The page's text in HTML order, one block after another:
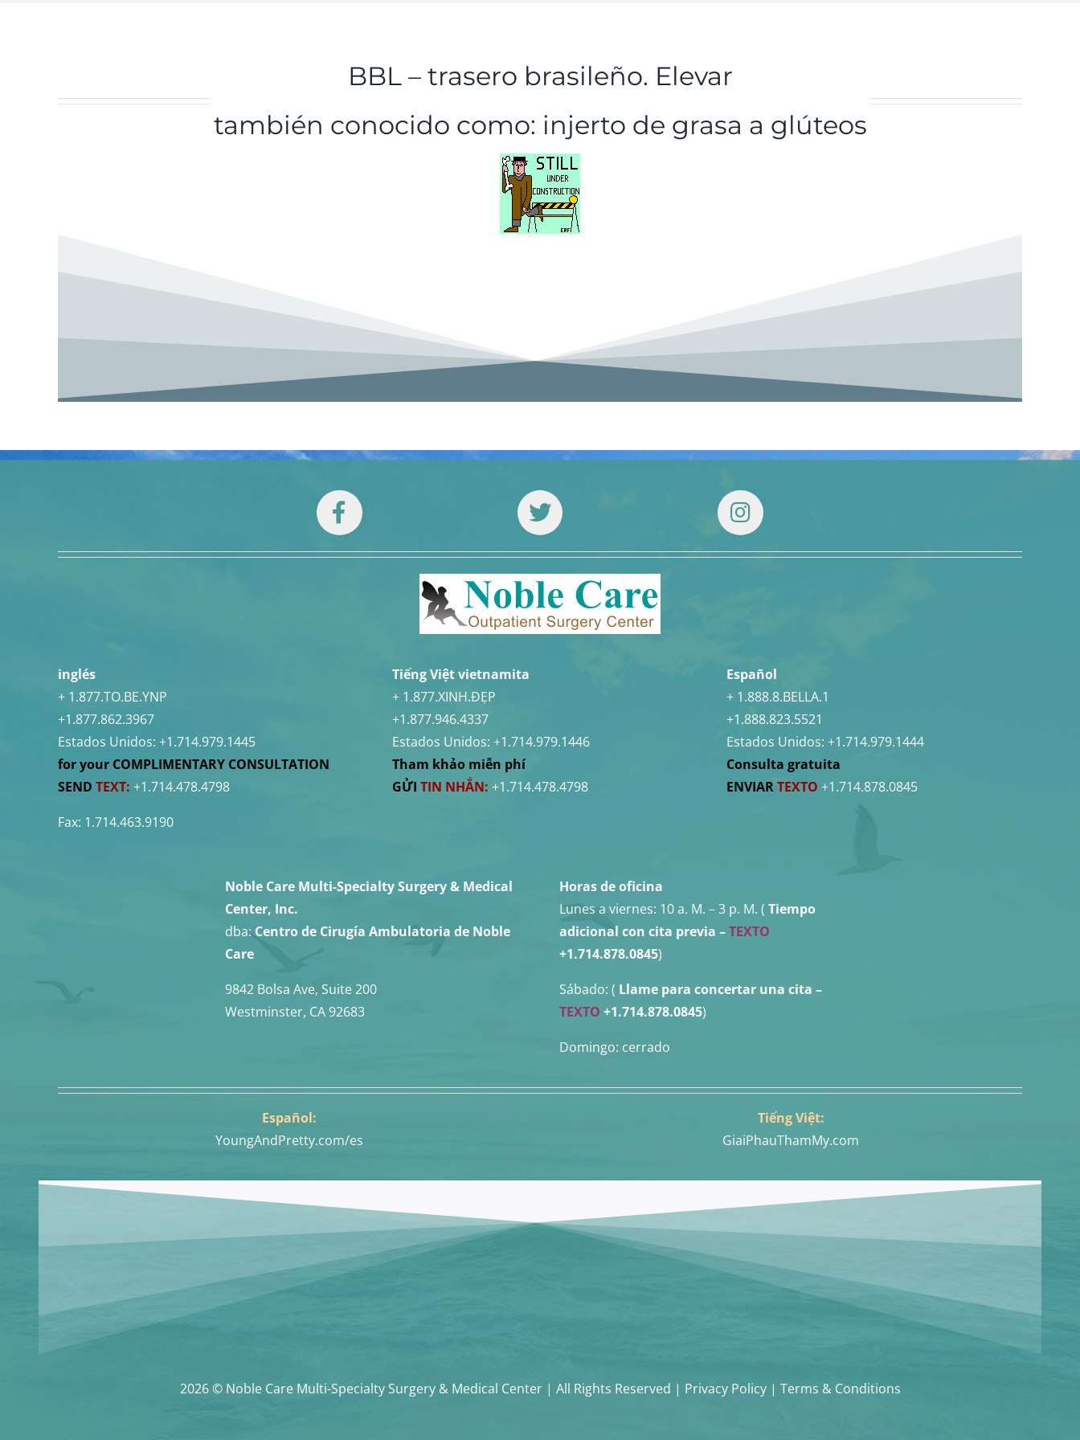
BBL – trasero brasileño. Elevar
también conocido como: injerto de grasa a glúteos
inglés
+ 1.877.TO.BE.YNP
+1.877.862.3967
Estados Unidos: +1.714.979.1445
for your COMPLIMENTARY CONSULTATION
SEND TEXT: +1.714.478.4798
Fax: 1.714.463.9190
Tiếng Việt vietnamita
+ 1.877.XINH.ĐẸP
+1.877.946.4337
Estados Unidos: +1.714.979.1446
Tham khảo miễn phí
GỬI TIN NHẮN: +1.714.478.4798
Español
+ 1.888.8.BELLA.1
+1.888.823.5521
Estados Unidos: +1.714.979.1444
Consulta gratuita
ENVIARTEXTO +1.714.878.0845
Noble Care Multi-Specialty Surgery & Medical
Center, Inc.
dba: Centro de Cirugía Ambulatoria de Noble
Care
9842 Bolsa Ave, Suite 200
Westminster, CA 92683
Horas de oficina
Lunes a viernes: 10 a. M. – 3 p. M. ( Tiempo
adicional con cita previa –TEXTO
+1.714.878.0845)
Sábado: ( Llame para concertar una cita –
TEXTO +1.714.878.0845)
Domingo: cerrado
Español:
YoungAndPretty.com/es
Tiếng Việt:
GiaiPhauThamMy.com
2026 © Noble Care Multi-Specialty Surgery & Medical Center | All Rights Reserved | Privacy Policy | Terms & Conditions